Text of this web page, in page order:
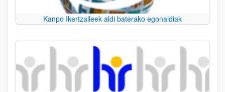
Kanpo Ikertzaileek aldi baterako egonaldiak